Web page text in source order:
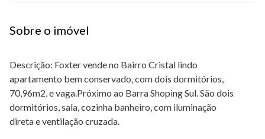
Sobre o imóvel
Descrição: Foxter vende no Bairro Cristal lindo
apartamento bem conservado, com dois dormitórios,
70,96m2, e vaga.Próximo ao Barra Shoping Sul. São dois
dormitórios, sala, cozinha banheiro, com iluminação
direta e ventilação cruzada.